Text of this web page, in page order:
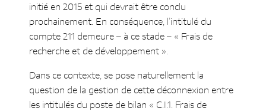
initié en 2015 et qui devrait être conclu
prochainement. En conséquence, l’intitulé du
compte 211 demeure – à ce stade – « Frais de
recherche et de développement ».
Dans ce contexte, se pose naturellement la
question de la gestion de cette déconnexion entre
les intitulés du poste de bilan « C.I.1. Frais de